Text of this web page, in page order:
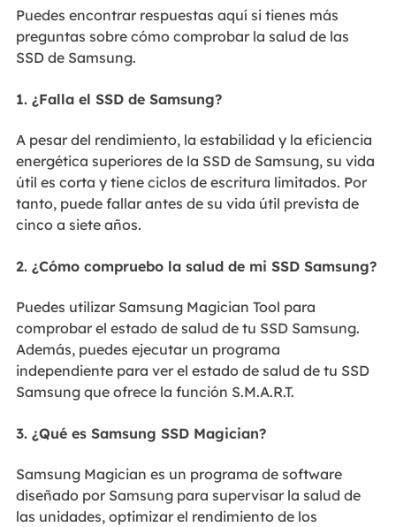
Puedes encontrar respuestas aquí si tienes más
preguntas sobre cómo comprobar la salud de las
SSD de Samsung.
1. ¿Falla el SSD de Samsung?
A pesar del rendimiento, la estabilidad y la eficiencia
energética superiores de la SSD de Samsung, su vida
útil es corta y tiene ciclos de escritura limitados. Por
tanto, puede fallar antes de su vida útil prevista de
cinco a siete años.
2. ¿Cómo compruebo la salud de mi SSD Samsung?
Puedes utilizar Samsung Magician Tool para
comprobar el estado de salud de tu SSD Samsung.
Además, puedes ejecutar un programa
independiente para ver el estado de salud de tu SSD
Samsung que ofrece la función S.M.A.R.T.
3. ¿Qué es Samsung SSD Magician?
Samsung Magician es un programa de software
diseñado por Samsung para supervisar la salud de
las unidades, optimizar el rendimiento de los